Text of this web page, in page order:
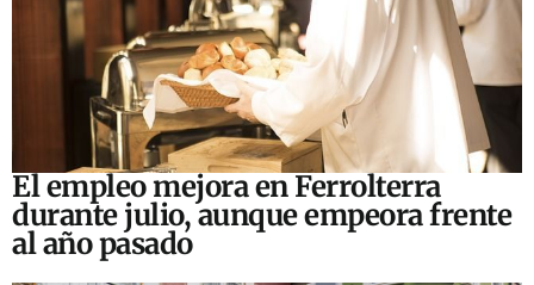
El empleo mejora en Ferrolterra
durante julio, aunque empeora frente
al año pasado